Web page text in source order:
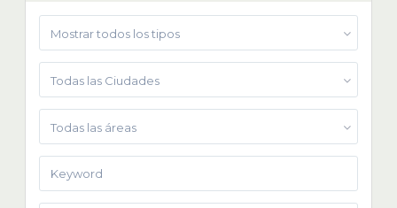
Mostrar todos los tipos
Todas las Ciudades
Todas las áreas